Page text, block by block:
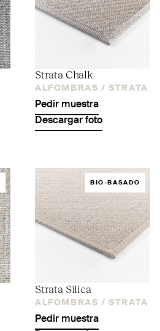
Strata Chalk
ALFOMBRAS / STRATA
Pedir muestra
Descargar foto
BIO-BASADO
Strata Silica
ALFOMBRAS / STRATA
Pedir muestra